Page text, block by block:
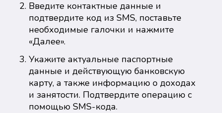
Введите контактные данные и
подтвердите код из SMS, поставьте
необходимые галочки и нажмите
«Далее».
Укажите актуальные паспортные
данные и действующую банковскую
карту, а также информацию о доходах
и занятости. Подтвердите операцию с
помощью SMS-кода.